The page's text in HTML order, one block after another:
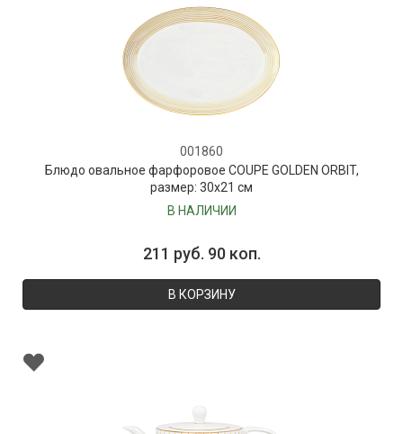
001860
Блюдо овальное фарфоровое COUPE GOLDEN ORBIT,
размер: 30х21 см
В НАЛИЧИИ
211 руб. 90 коп.
В КОРЗИНУ